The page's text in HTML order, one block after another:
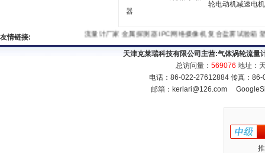
器
轮电动机减速电
友情链接: 流量计厂家金属探测器IPC网络摄像机复合盐雾试验箱塑
天津克莱瑞科技有限公司主营:气体涡轮流量
总访问量： 569076 地址：
电话：86-022-27612884 传真：
邮箱： kerlari@126.com